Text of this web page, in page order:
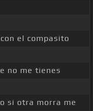
el compasito
no me tienes
si otra morra me